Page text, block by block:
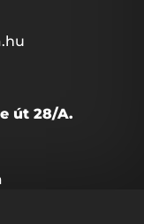
út 28/A.